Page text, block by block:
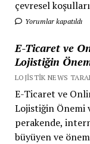
çevresel
Yorumlar kapatıldı
E-Ticaret ve
Lojistiğin
LOJISTIK NEWS
E-Ticaret ve
Lojistiğin Önemi
perakende,
büyüyen ve